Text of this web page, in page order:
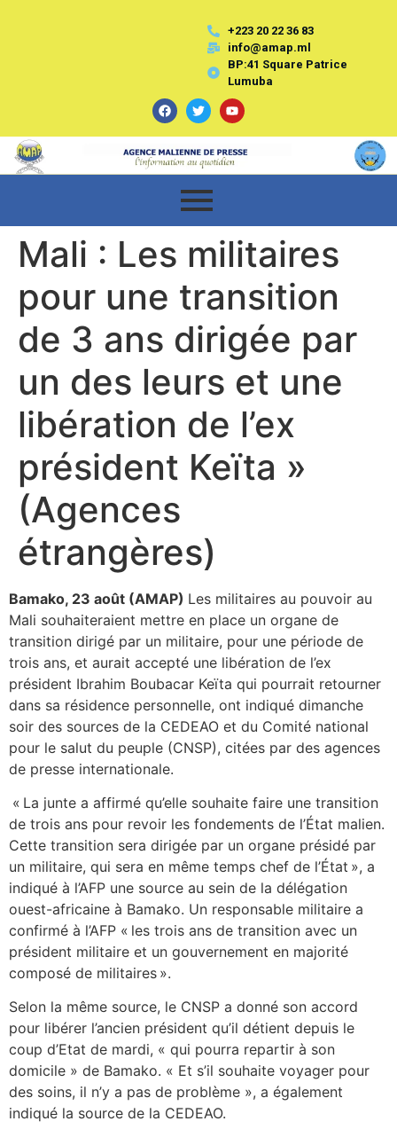
+223 20 22 36 83
info@amap.ml
BP:41 Square Patrice
Lumuba
Mali : Les militaires
pour une transition
de 3 ans dirigée par
un des leurs et une
libération de l’ex
président Keïta »
(Agences
étrangères)
Bamako, 23 août (AMAP) Les militaires au pouvoir au
Mali souhaiteraient mettre en place un organe de
transition dirigé par un militaire, pour une période de
trois ans, et aurait accepté une libération de l’ex
président Ibrahim Boubacar Keïta qui pourrait retourner
dans sa résidence personnelle, ont indiqué dimanche
soir des sources de la CEDEAO et du Comité national
pour le salut du peuple (CNSP), citées par des agences
de presse internationale.
« La junte a affirmé qu’elle souhaite faire une transition
de trois ans pour revoir les fondements de l’État malien.
Cette transition sera dirigée par un organe présidé par
un militaire, qui sera en même temps chef de l’État », a
indiqué à l’AFP une source au sein de la délégation
ouest-africaine à Bamako. Un responsable militaire a
confirmé à l’AFP « les trois ans de transition avec un
président militaire et un gouvernement en majorité
composé de militaires ».
Selon la même source, le CNSP a donné son accord
pour libérer l’ancien président qu’il détient depuis le
coup d’Etat de mardi, « qui pourra repartir à son
domicile » de Bamako. « Et s’il souhaite voyager pour
des soins, il n’y a pas de problème », a également
indiqué la source de la CEDEAO.